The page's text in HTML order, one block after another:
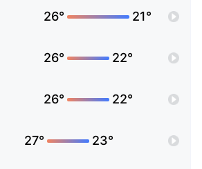
26° 21°
26° 22°
26° 22°
27° 23°